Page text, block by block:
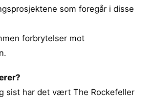
som foregår i disse
forbrytelser mot
sist har det vært The Rockefeller